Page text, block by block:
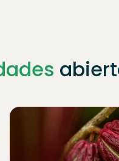
inversores